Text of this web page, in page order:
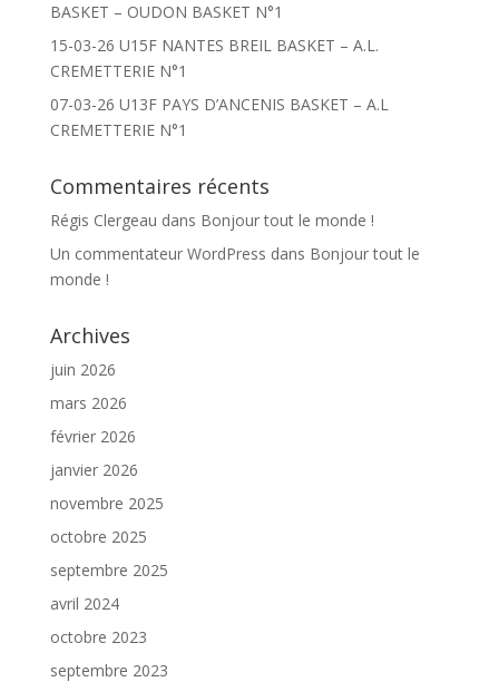
BASKET – OUDON BASKET N°1
15-03-26 U15F NANTES BREIL BASKET – A.L.
CREMETTERIE N°1
07-03-26 U13F PAYS D’ANCENIS BASKET – A.L
CREMETTERIE N°1
Commentaires récents
Régis Clergeau dans Bonjour tout le monde !
Un commentateur WordPress dans Bonjour tout le
monde !
Archives
juin 2026
mars 2026
février 2026
janvier 2026
novembre 2025
octobre 2025
septembre 2025
avril 2024
octobre 2023
septembre 2023